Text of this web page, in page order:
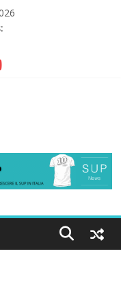
Calabria
di Gallico torna la festa
la giornata della
lo IOR